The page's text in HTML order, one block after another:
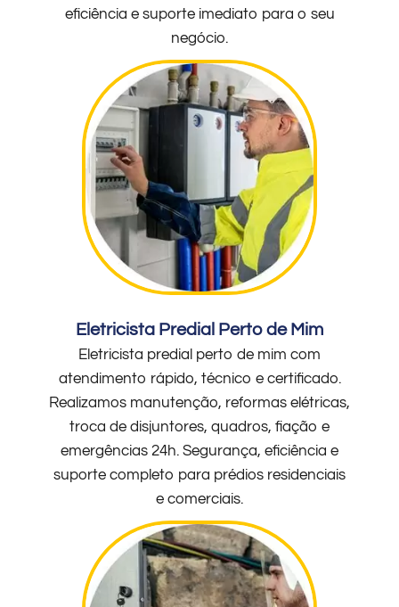
eficiência e suporte imediato para o seu
negócio.
Eletricista Predial Perto de Mim
Eletricista predial perto de mim com
atendimento rápido, técnico e certificado.
Realizamos manutenção, reformas elétricas,
troca de disjuntores, quadros, fiação e
emergências 24h. Segurança, eficiência e
suporte completo para prédios residenciais
e comerciais.